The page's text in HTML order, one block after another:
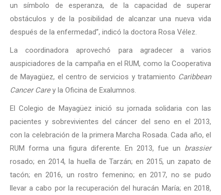
un símbolo de esperanza, de la capacidad de superar
obstáculos y de la posibilidad de alcanzar una nueva vida
después de la enfermedad”, indicó la doctora Rosa Vélez.
La coordinadora aprovechó para agradecer a varios
auspiciadores de la campaña en el RUM, como la Cooperativa
de Mayagüez, el centro de servicios y tratamiento Caribbean
Cancer Carey la Oficina de Exalumnos.
El Colegio de Mayagüez inició su jornada solidaria con las
pacientes y sobrevivientes del cáncer del seno en el 2013,
con la celebración de la primera Marcha Rosada. Cada año, el
RUM forma una figura diferente. En 2013, fue un brassier
rosado; en 2014, la huella de Tarzán; en 2015, un zapato de
tacón; en 2016, un rostro femenino; en 2017, no se pudo
llevar a cabo por la recuperación del huracán María; en 2018,